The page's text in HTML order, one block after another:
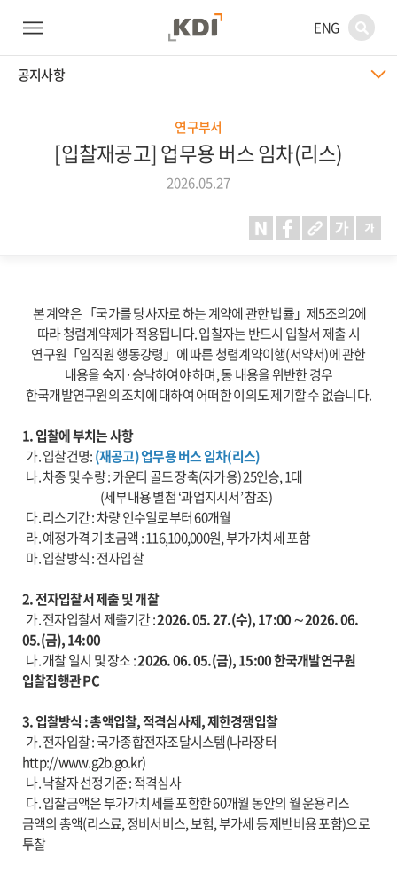
ENG
공지사항
연구부서
[입찰재공고] 업무용 버스 임차(리스)
2026.05.27
본 계약은 「국가를 당사자로 하는 계약에 관한 법률」제5조의2에
따라 청렴계약제가 적용됩니다. 입찰자는 반드시 입찰서 제출 시
연구원「임직원 행동강령」에 따른 청렴계약이행(서약서)에 관한
내용을 숙지·승낙하여야 하며, 동 내용을 위반한 경우
한국개발연구원의 조치에 대하여 어떠한 이의도 제기할 수 없습니다.
1. 입찰에 부치는 사항
가. 입찰건명:(재공고) 업무용 버스 임차(리스)
나. 차종 및 수량 : 카운티 골드 장축(자가용) 25인승, 1대
(세부내용 별첨 ‘과업지시서’ 참조)
다. 리스기간 : 차량 인수일로부터 60개월
라. 예정가격 기초금액 : 116,100,000원, 부가가치세 포함
마. 입찰방식 : 전자입찰
2. 전자입찰서 제출 및 개찰
가. 전자입찰서 제출기간 :2026. 05. 27.(수), 17:00 ∼ 2026. 06.
05.(금), 14:00
나. 개찰 일시 및 장소 :2026. 06. 05.(금), 15:00 한국개발연구원
입찰집행관 PC
3. 입찰방식 : 총액입찰,적격심사제, 제한경쟁입찰
가. 전자입찰 : 국가종합전자조달시스템(나라장터
http://www.g2b.go.kr)
나. 낙찰자 선정기준 : 적격심사
다. 입찰금액은 부가가치세를 포함한 60개월 동안의 월 운용리스
금액의 총액(리스료, 정비서비스, 보험, 부가세 등 제반비용 포함)으로
투찰